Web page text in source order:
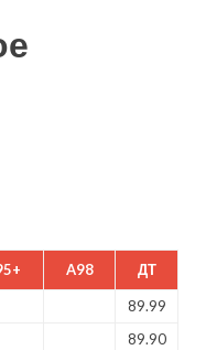
A98 ДТ
89.99
89.90